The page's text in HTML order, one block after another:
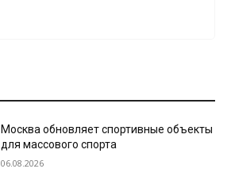
Москва обновляет спортивные объекты
для массового спорта
06.08.2026